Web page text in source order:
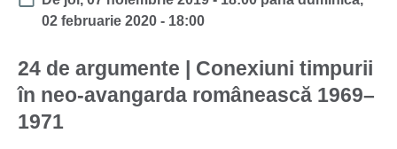
02 februarie 2020 - 18:00
24 de argumente | Conexiuni timpurii
în neo-avangarda românească 1969–
1971